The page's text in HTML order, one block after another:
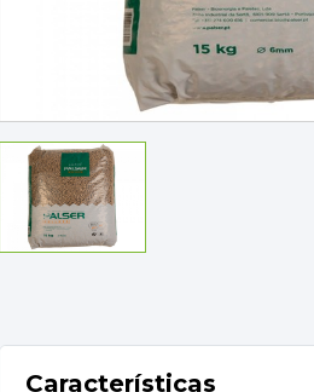
Características